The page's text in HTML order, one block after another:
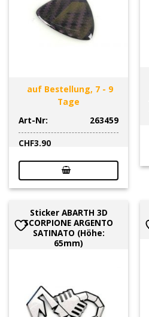
auf Bestellung, 7 - 9
Tage
Art-Nr:
263459
CHF3.90
Sticker ABARTH 3D
SCORPIONE ARGENTO
SATINATO (Höhe:
65mm)